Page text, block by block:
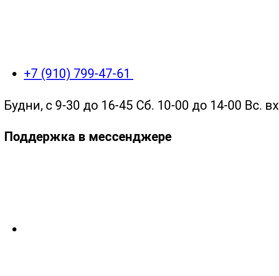
+7 (910) 799-47-61
Будни, с 9-30 до 16-45 Сб. 10-00 до 14-00 Вс. вх
Поддержка в мессенджере